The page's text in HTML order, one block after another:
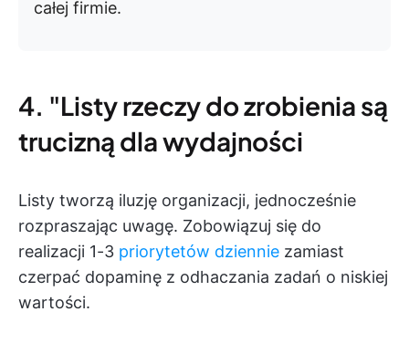
całej firmie.
4. "Listy rzeczy do zrobienia są
trucizną dla wydajności
Listy tworzą iluzję organizacji, jednocześnie
rozpraszając uwagę. Zobowiązuj się do
realizacji 1-3 priorytetów dziennie zamiast
czerpać dopaminę z odhaczania zadań o niskiej
wartości.